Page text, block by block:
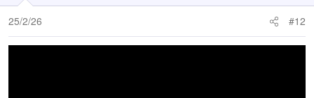
25/2/26 #12